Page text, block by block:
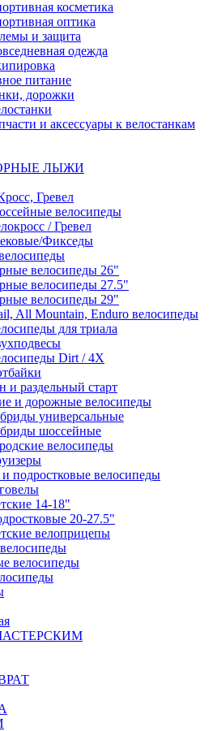
косметика
оптика
и защита
одежда
питание
дорожки
и аксессуары к велостанкам
ЛЫЖИ
Гревел
велосипеды
/ Гревел
Фикседы
велосипеды 26"
велосипеды 27.5"
велосипеды 29"
All Mountain, Enduro велосипеды
для триала
Dirt / 4X
и раздельный старт
и дорожные велосипеды
универсальные
шоссейные
велосипеды
и подростковые велосипеды
14-18"
20-27.5"
велоприцепы
велосипеды